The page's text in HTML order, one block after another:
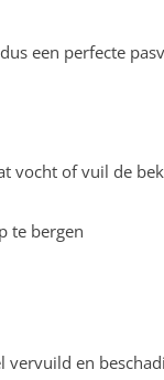
een perfecte
vocht of vuil de
te bergen
en